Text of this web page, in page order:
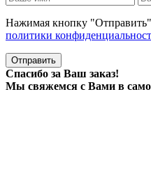
Нажимая кнопку "Отправить"
политики
Отправить
Спасибо за Ваш заказ!
Мы свяжемся с Вами в